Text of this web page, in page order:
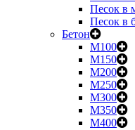
Песок в
Песок в
Бетон
М100
М150
М200
М250
М300
М350
М400